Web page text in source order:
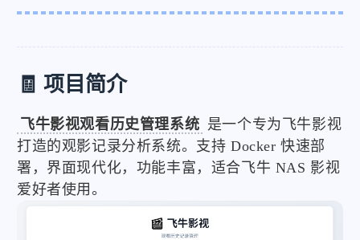
🧾 项目简介
飞牛影视观看历史管理系统 是一个专为飞牛影视
打造的观影记录分析系统。支持 Docker 快速部
署，界面现代化，功能丰富，适合飞牛 NAS 影视
爱好者使用。